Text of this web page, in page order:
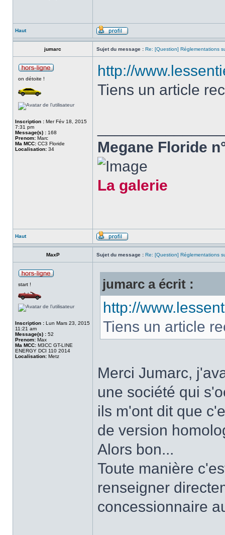
Haut
jumarc Sujet du message : Re: [Question] Réglementations
on détoite !
Inscription : Mer Fév 18, 2015
7:31 pm
Message(s) : 168
Prenom: Marc
Ma MCC: CC3 Floride
Localisation: 34
http://
Tiens un article
Megane Floride
La galerie
Haut
MaxP Sujet du message : Re: [Question] Réglementations
start !
Inscription : Lun Mars 23, 2015
11:21 am
Message(s) : 52
Prenom: Max
Ma MCC: M3CC GT-LINE
ENERGY DCI 110 2014
Localisation: Metz
jumarc a écrit :
http://
Tiens un article
Merci Jumarc,
une société qui
ils m'ont dit que
de version
Alors bon...
Toute manière
renseigner
concessionnaire